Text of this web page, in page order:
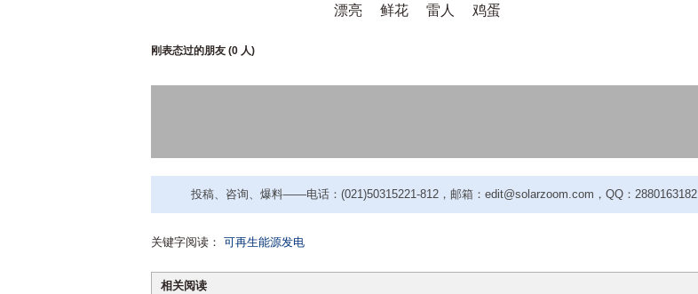
漂亮 鲜花 雷人 鸡蛋
刚表态过的朋友 (0 人)
投稿、咨询、爆料——电话：(021)50315221-812，邮箱：edit@solarzoom.com，QQ：2880163182
关键字阅读： 可再生能源发电
相关阅读